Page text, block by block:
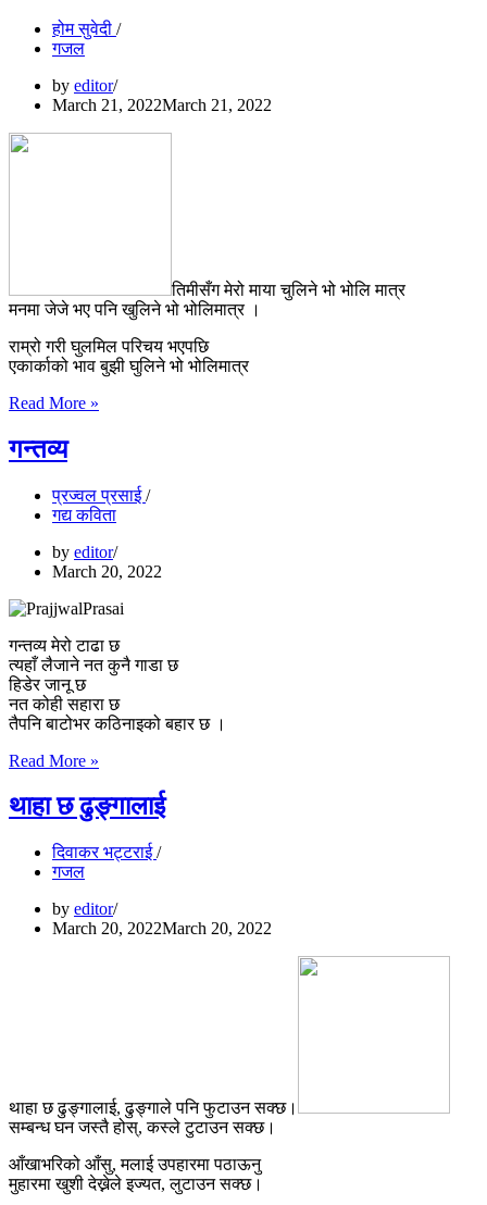
होम सुवेदी
गजल
by editor
March 21, 2022March 21, 2022
तिमीसँग मेरो माया चुलिने भो भोलि मात्र
मनमा जेजे भए पनि खुलिने भो भोलिमात्र ।
राम्रो गरी घुलमिल परिचय भएपछि
एकार्काको भाव बुझी घुलिने भो भोलिमात्र
Read More »
गन्तव्य
प्रज्वल प्रसाई
गद्य कविता
by editor
March 20, 2022
गन्तव्य मेरो टाढा छ
त्यहाँ लैजाने नत कुनै गाडा छ
हिडेर जानू छ
नत कोही सहारा छ
तैपनि बाटोभर कठिनाइको बहार छ ।
Read More »
थाहा छ ढुङ्गालाई
दिवाकर भट्टराई
गजल
by editor
March 20, 2022March 20, 2022
थाहा छ ढुङ्गालाई, ढुङ्गाले पनि फुटाउन सक्छ।
सम्बन्ध घन जस्तै होस्, कस्ले टुटाउन सक्छ।
आँखाभरिको आँसु, मलाई उपहारमा पठाऊनु
मुहारमा खुशी देख्नेले इज्यत, लुटाउन सक्छ।